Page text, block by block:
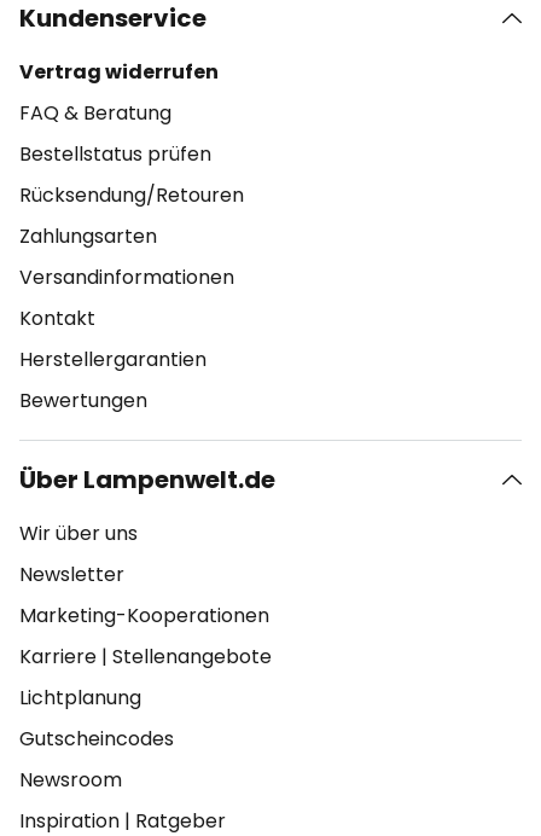
Kundenservice
Vertrag widerrufen
FAQ & Beratung
Bestellstatus prüfen
Rücksendung/Retouren
Zahlungsarten
Versandinformationen
Kontakt
Herstellergarantien
Bewertungen
Über Lampenwelt.de
Wir über uns
Newsletter
Marketing-Kooperationen
Karriere | Stellenangebote
Lichtplanung
Gutscheincodes
Newsroom
Inspiration | Ratgeber